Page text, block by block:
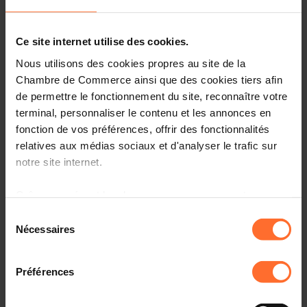
Ce site internet utilise des cookies.
Nous utilisons des cookies propres au site de la
Chambre de Commerce ainsi que des cookies tiers afin
de permettre le fonctionnement du site, reconnaître votre
terminal, personnaliser le contenu et les annonces en
fonction de vos préférences, offrir des fonctionnalités
relatives aux médias sociaux et d'analyser le trafic sur
notre site internet.
à l’exception des cookies strictement nécessaires au
fonctionnement du site. Une description des différents
cookies est accessible sous l’onglet « Détails » ci-
dessus.
Nécessaires
Préférences
1 attachment
Share this article
From Disruption to
Resilience: Navigating
Global Supply Chain Risks
Thank you for your interest. Registration is closed.